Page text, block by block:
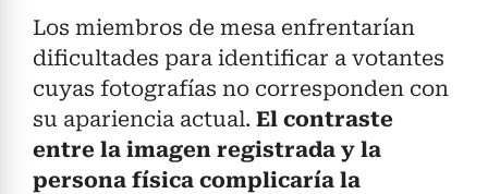
Los miembros de mesa enfrentarían
dificultades para identificar a votantes
cuyas fotografías no corresponden con
su apariencia actual. El contraste
entre la imagen registrada y la
persona física complicaría la